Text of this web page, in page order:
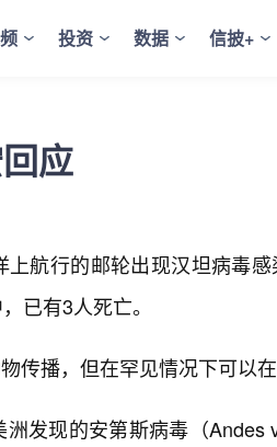
投资 数据 信披+
应
航行的邮轮出现汉坦病毒
已有3人死亡。
播，但在罕见情况下可以在
发现的安第斯病毒（Andes